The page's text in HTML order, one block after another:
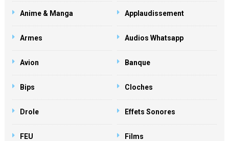
Anime & Manga Applaudissement
Armes Audios Whatsapp
Avion Banque
Bips Cloches
Drole Effets Sonores
FEU Films